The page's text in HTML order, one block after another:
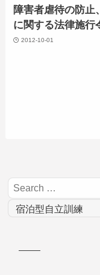
障害者虐待の防止
に関する法律施行
2012-10-01